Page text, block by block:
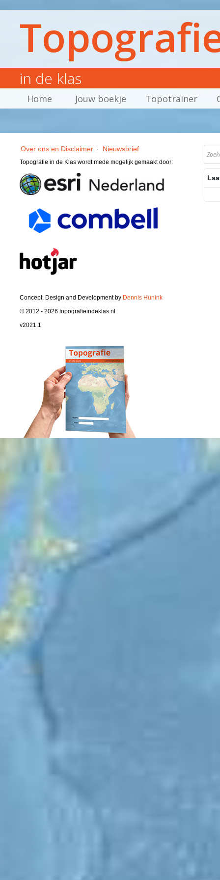
in de klas
Home Jouw boekje Topotrainer
Over ons en Disclaimer · Nieuwsbrief
Topografie in de Klas wordt mede mogelijk gemaakt door:
Concept, Design and Development by Dennis Hunink
© 2012 - 2026 topografieindeklas.nl
v2021.1